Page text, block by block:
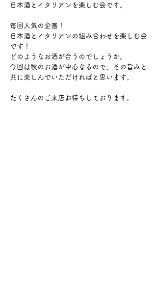
日本酒とイタリアンを楽しむ会です。
毎回人気の企画！
日本酒とイタリアンの組み合わせを楽しむ会
です！
どのようなお酒が合うのでしょうか。
今回は秋のお酒が中心なるので、その旨みと
共に楽しんでいただければと思います。
たくさんのご来店お待ちしております。